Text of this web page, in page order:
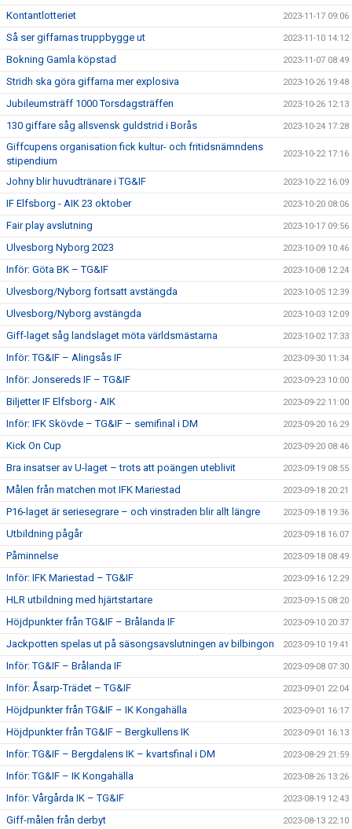
Kontantlotteriet 2023-11-17 09:06
Så ser giffarnas truppbygge ut 2023-11-10 14:12
Bokning Gamla köpstad 2023-11-07 08:49
Stridh ska göra giffarna mer explosiva 2023-10-26 19:48
Jubileumsträff 1000 Torsdagsträffen 2023-10-26 12:13
130 giffare såg allsvensk guldstrid i Borås 2023-10-24 17:28
Giffcupens organisation fick kultur- och fritidsnämndens
stipendium
2023-10-22 17:16
Johny blir huvudtränare i TG&IF 2023-10-22 16:09
IF Elfsborg - AIK 23 oktober 2023-10-20 08:06
Fair play avslutning 2023-10-17 09:56
Ulvesborg Nyborg 2023 2023-10-09 10:46
Inför: Göta BK – TG&IF 2023-10-08 12:24
Ulvesborg/Nyborg fortsatt avstängda 2023-10-05 12:39
Ulvesborg/Nyborg avstängda 2023-10-03 12:09
Giff-laget såg landslaget möta världsmästarna 2023-10-02 17:33
Inför: TG&IF – Alingsås IF 2023-09-30 11:34
Inför: Jonsereds IF – TG&IF 2023-09-23 10:00
Biljetter IF Elfsborg - AIK 2023-09-22 11:00
Inför: IFK Skövde – TG&IF – semifinal i DM 2023-09-20 16:29
Kick On Cup 2023-09-20 08:46
Bra insatser av U-laget – trots att poängen uteblivit 2023-09-19 08:55
Målen från matchen mot IFK Mariestad 2023-09-18 20:21
P16-laget är seriesegrare – och vinstraden blir allt längre 2023-09-18 19:36
Utbildning pågår 2023-09-18 16:07
Påminnelse 2023-09-18 08:49
Inför: IFK Mariestad – TG&IF 2023-09-16 12:29
HLR utbildning med hjärtstartare 2023-09-15 08:20
Höjdpunkter från TG&IF – Brålanda IF 2023-09-10 20:37
Jackpotten spelas ut på säsongsavslutningen av bilbingon 2023-09-10 19:41
Inför: TG&IF – Brålanda IF 2023-09-08 07:30
Inför: Åsarp-Trädet – TG&IF 2023-09-01 22:04
Höjdpunkter från TG&IF – IK Kongahälla 2023-09-01 16:17
Höjdpunkter från TG&IF – Bergkullens IK 2023-09-01 16:13
Inför: TG&IF – Bergdalens IK – kvartsfinal i DM 2023-08-29 21:59
Inför: TG&IF – IK Kongahälla 2023-08-26 13:26
Inför: Vårgårda IK – TG&IF 2023-08-19 12:43
Giff-målen från derbyt 2023-08-13 22:10